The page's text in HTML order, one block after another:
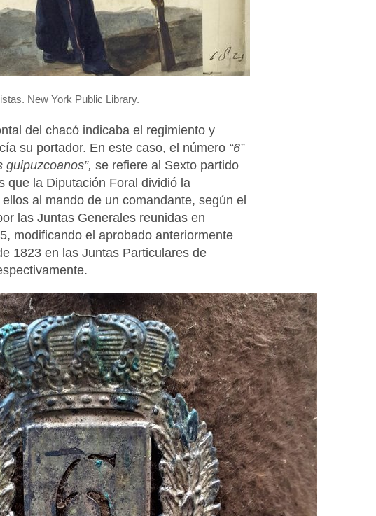
New York Public Library.
del chacó indicaba el regimiento y
su portador. En este caso, el número “6”
guipuzcoanos”, se refiere al Sexto partido
que la Diputación Foral dividió la
al mando de un comandante, según el
las Juntas Generales reunidas en
modificando el aprobado anteriormente
1823 en las Juntas Particulares de